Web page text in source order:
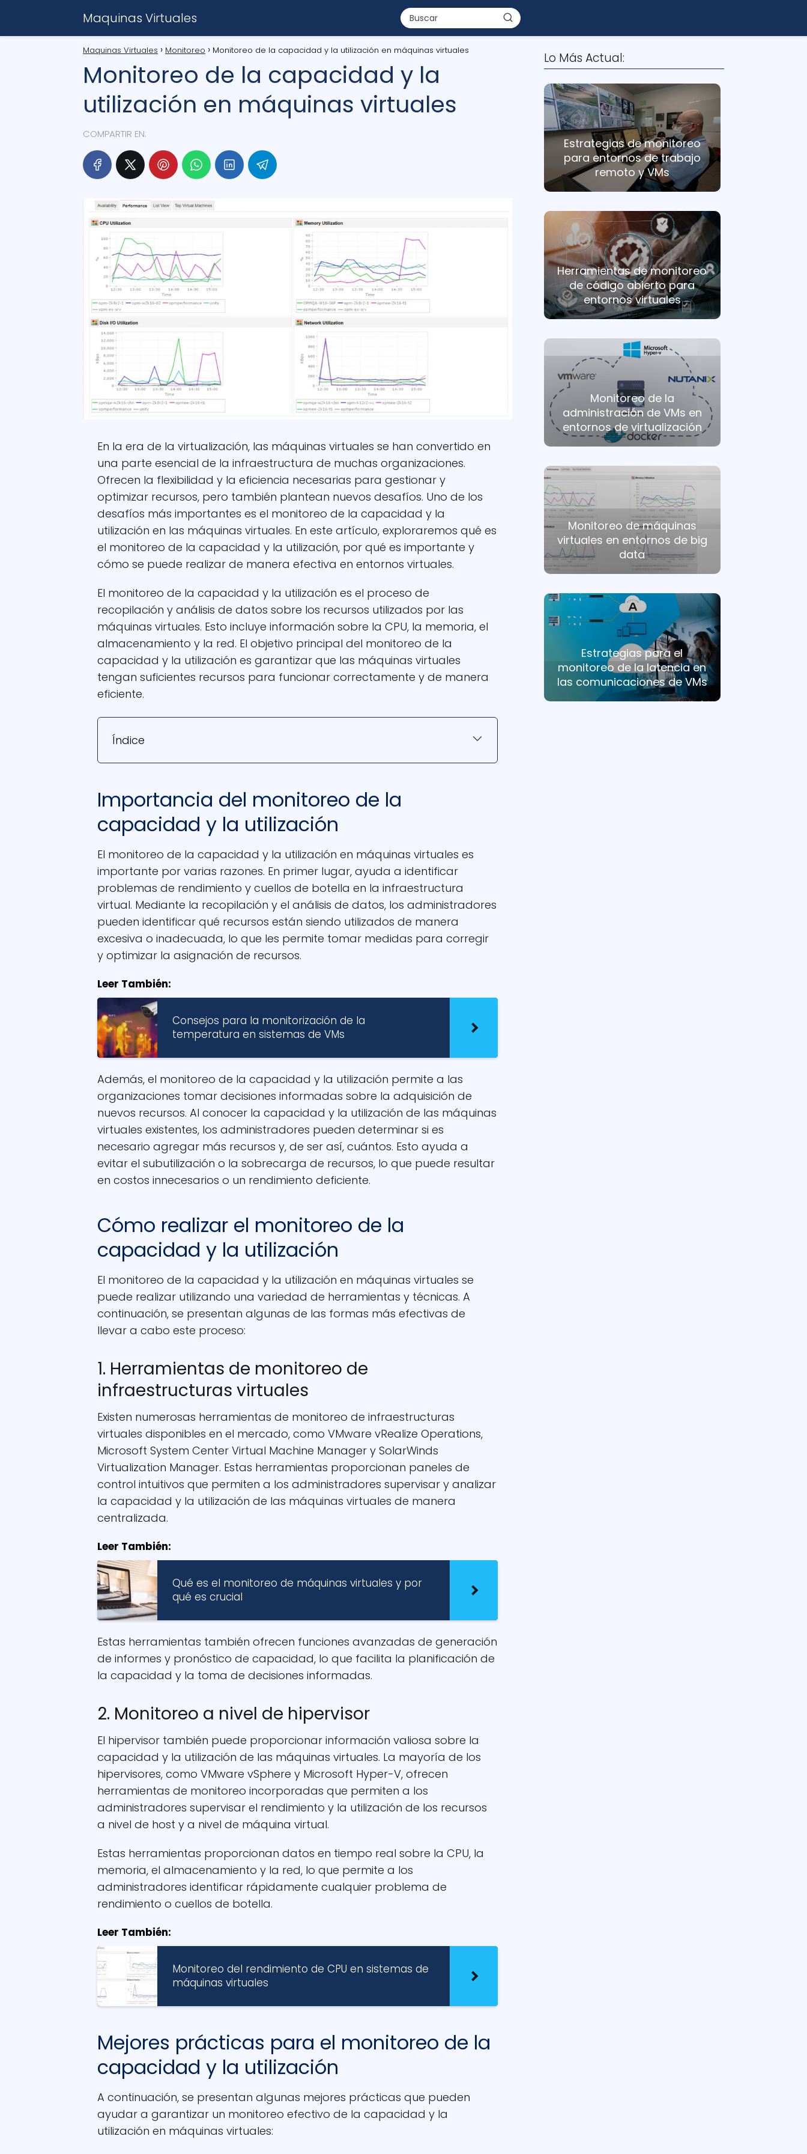
Maquinas Virtuales
Maquinas Virtuales Monitoreo Monitoreo de la capacidad y la utilización en máquinas virtuales
Monitoreo de la capacidad y la
utilización en máquinas virtuales
COMPARTIR EN:
En la era de la virtualización, las máquinas virtuales se han convertido en
una parte esencial de la infraestructura de muchas organizaciones.
Ofrecen la flexibilidad y la eficiencia necesarias para gestionar y
optimizar recursos, pero también plantean nuevos desafíos. Uno de los
desafíos más importantes es el monitoreo de la capacidad y la
utilización en las máquinas virtuales. En este artículo, exploraremos qué es
el monitoreo de la capacidad y la utilización, por qué es importante y
cómo se puede realizar de manera efectiva en entornos virtuales.
El monitoreo de la capacidad y la utilización es el proceso de
recopilación y análisis de datos sobre los recursos utilizados por las
máquinas virtuales. Esto incluye información sobre la CPU, la memoria, el
almacenamiento y la red. El objetivo principal del monitoreo de la
capacidad y la utilización es garantizar que las máquinas virtuales
tengan suficientes recursos para funcionar correctamente y de manera
eficiente.
Índice
Importancia del monitoreo de la
capacidad y la utilización
El monitoreo de la capacidad y la utilización en máquinas virtuales es
importante por varias razones. En primer lugar, ayuda a identificar
problemas de rendimiento y cuellos de botella en la infraestructura
virtual. Mediante la recopilación y el análisis de datos, los administradores
pueden identificar qué recursos están siendo utilizados de manera
excesiva o inadecuada, lo que les permite tomar medidas para corregir
y optimizar la asignación de recursos.
Leer También:
Consejos para la monitorización de la
temperatura en sistemas de VMs
Además, el monitoreo de la capacidad y la utilización permite a las
organizaciones tomar decisiones informadas sobre la adquisición de
nuevos recursos. Al conocer la capacidad y la utilización de las máquinas
virtuales existentes, los administradores pueden determinar si es
necesario agregar más recursos y, de ser así, cuántos. Esto ayuda a
evitar el subutilización o la sobrecarga de recursos, lo que puede resultar
en costos innecesarios o un rendimiento deficiente.
Cómo realizar el monitoreo de la
capacidad y la utilización
El monitoreo de la capacidad y la utilización en máquinas virtuales se
puede realizar utilizando una variedad de herramientas y técnicas. A
continuación, se presentan algunas de las formas más efectivas de
llevar a cabo este proceso:
1. Herramientas de monitoreo de
infraestructuras virtuales
Existen numerosas herramientas de monitoreo de infraestructuras
virtuales disponibles en el mercado, como VMware vRealize Operations,
Microsoft System Center Virtual Machine Manager y SolarWinds
Virtualization Manager. Estas herramientas proporcionan paneles de
control intuitivos que permiten a los administradores supervisar y analizar
la capacidad y la utilización de las máquinas virtuales de manera
centralizada.
Leer También:
Qué es el monitoreo de máquinas virtuales y por
qué es crucial
Estas herramientas también ofrecen funciones avanzadas de generación
de informes y pronóstico de capacidad, lo que facilita la planificación de
la capacidad y la toma de decisiones informadas.
2. Monitoreo a nivel de hipervisor
El hipervisor también puede proporcionar información valiosa sobre la
capacidad y la utilización de las máquinas virtuales. La mayoría de los
hipervisores, como VMware vSphere y Microsoft Hyper-V, ofrecen
herramientas de monitoreo incorporadas que permiten a los
administradores supervisar el rendimiento y la utilización de los recursos
a nivel de host y a nivel de máquina virtual.
Estas herramientas proporcionan datos en tiempo real sobre la CPU, la
memoria, el almacenamiento y la red, lo que permite a los
administradores identificar rápidamente cualquier problema de
rendimiento o cuellos de botella.
Leer También:
Monitoreo del rendimiento de CPU en sistemas de
máquinas virtuales
Mejores prácticas para el monitoreo de la
capacidad y la utilización
A continuación, se presentan algunas mejores prácticas que pueden
ayudar a garantizar un monitoreo efectivo de la capacidad y la
utilización en máquinas virtuales:
Lo Más Actual:
Estrategias de monitoreo
para entornos de trabajo
remoto y VMs
Herramientas de monitoreo
de código abierto para
entornos virtuales
Monitoreo de la
administración de VMs en
entornos de virtualización
Monitoreo de máquinas
virtuales en entornos de big
data
Estrategias para el
monitoreo de la latencia en
las comunicaciones de VMs